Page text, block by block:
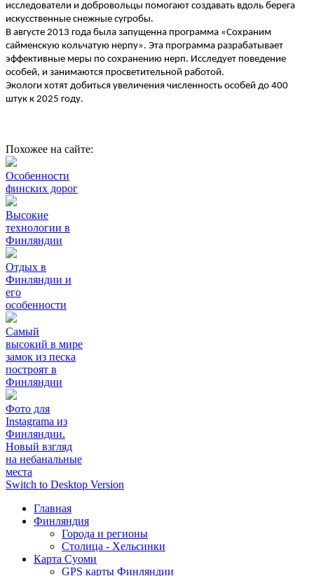
исследователи и добровольцы помогают создавать вдоль берега
искусственные снежные сугробы.
В августе 2013 года была запущенна программа «Сохраним
сайменскую кольчатую нерпу». Эта программа разрабатывает
эффективные меры по сохранению нерп. Исследует поведение
особей, и занимаются просветительной работой.
Экологи хотят добиться увеличения численность особей до 400
штук к 2025 году.
Похожее на сайте:
Особенности
финских дорог
Высокие
технологии в
Финляндии
Отдых в
Финляндии и
его
особенности
Самый
высокий в мире
замок из песка
построят в
Финляндии
Фото для
Instagramа из
Финляндии.
Новый взгляд
на небанальные
места
Switch to Desktop Version
Главная
Финляндия
Города и регионы
Столица - Хельсинки
Карта Суоми
GPS карты Финляндии